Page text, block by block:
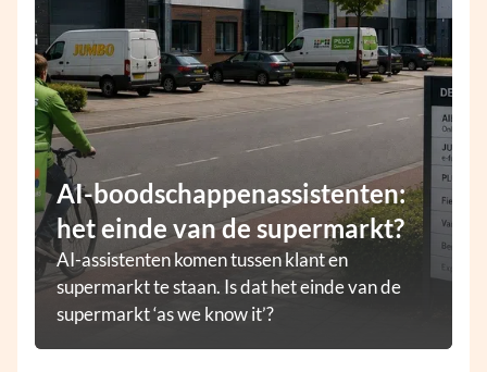
AI-boodschappenassistenten:
het einde van de supermarkt?
AI-assistenten komen tussen klant en
supermarkt te staan. Is dat het einde van de
supermarkt ‘as we know it’?